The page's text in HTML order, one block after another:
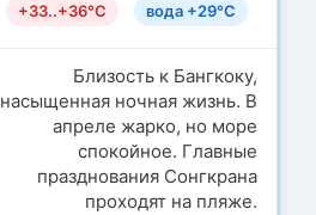
+33..+36°C вода +29°C
Близость к Бангкоку,
насыщенная ночная жизнь. В
апреле жарко, но море
спокойное. Главные
празднования Сонгкрана
проходят на пляже.